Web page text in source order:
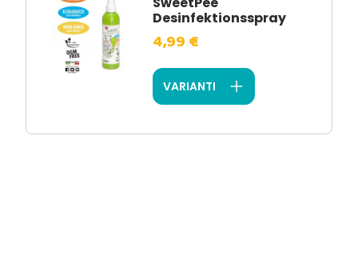
Desinfektionsspray
4,99 €
VARIANTI